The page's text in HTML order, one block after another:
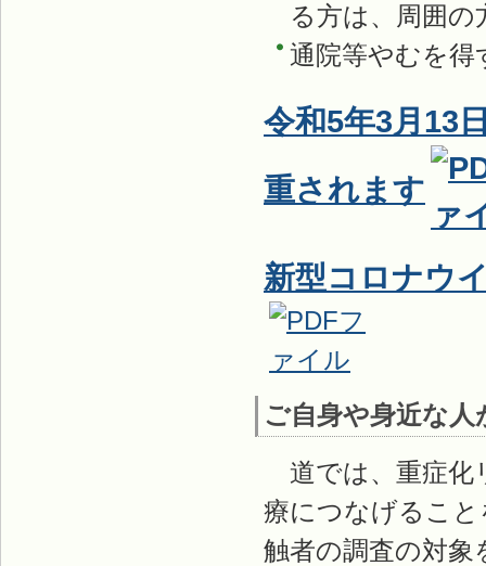
る方は、周囲
通院等やむを得
令和5年3月13
重されます
新型コロナウ
ご自身や身近な
道では、重症化
療につなげるこ
触者の調査の対象